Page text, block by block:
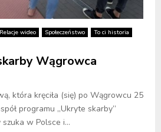
Relacje wideo Społeczeństwo
To ci historia
Wągrowca
która kręciła (się) po Wągrowcu 25
programu „Ukryte skarby”
w Polsce i...